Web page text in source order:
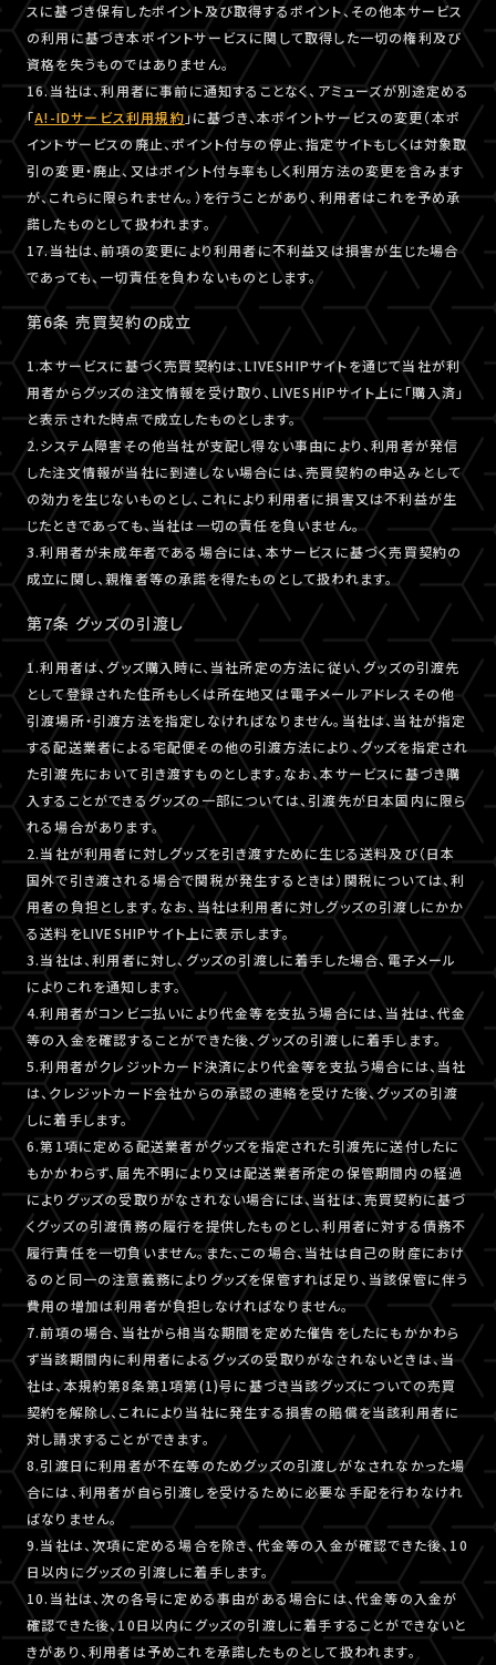
スに基づき保有したポイント及び取得するポイント、その他本サービス
の利用に基づき本ポイントサービスに関して取得した一切の権利及び
資格を失うものではありません。
16.当社は、利用者に事前に通知することなく、アミューズが別途定める
「A!-IDサービス利用規約」に基づき、本ポイントサービスの変更（本ポ
イントサービスの廃止、ポイント付与の停止、指定サイトもしくは対象取
引の変更・廃止、又はポイント付与率もしく利用方法の変更を含みます
が、これらに限られません。）を行うことがあり、利用者はこれを予め承
諾したものとして扱われます。
17.当社は、前項の変更により利用者に不利益又は損害が生じた場合
であっても、一切責任を負わないものとします。
第6条 売買契約の成立
1.本サービスに基づく売買契約は、LIVESHIPサイトを通じて当社が利
用者からグッズの注文情報を受け取り、LIVESHIPサイト上に「購入済」
と表示された時点で成立したものとします。
2.システム障害その他当社が支配し得ない事由により、利用者が発信
した注文情報が当社に到達しない場合には、売買契約の申込みとして
の効力を生じないものとし、これにより利用者に損害又は不利益が生
じたときであっても、当社は一切の責任を負いません。
3.利用者が未成年者である場合には、本サービスに基づく売買契約の
成立に関し、親権者等の承諾を得たものとして扱われます。
第7条 グッズの引渡し
1.利用者は、グッズ購入時に、当社所定の方法に従い、グッズの引渡先
として登録された住所もしくは所在地又は電子メールアドレスその他
引渡場所・引渡方法を指定しなければなりません。当社は、当社が指定
する配送業者による宅配便その他の引渡方法により、グッズを指定され
た引渡先において引き渡すものとします。なお、本サービスに基づき購
入することができるグッズの一部については、引渡先が日本国内に限ら
れる場合があります。
2.当社が利用者に対しグッズを引き渡すために生じる送料及び（日本
国外で引き渡される場合で関税が発生するときは）関税については、利
用者の負担とします。なお、当社は利用者に対しグッズの引渡しにかか
る送料をLIVESHIPサイト上に表示します。
3.当社は、利用者に対し、グッズの引渡しに着手した場合、電子メール
によりこれを通知します。
4.利用者がコンビニ払いにより代金等を支払う場合には、当社は、代金
等の入金を確認することができた後、グッズの引渡しに着手します。
5.利用者がクレジットカード決済により代金等を支払う場合には、当社
は、クレジットカード会社からの承認の連絡を受けた後、グッズの引渡
しに着手します。
6.第1項に定める配送業者がグッズを指定された引渡先に送付したに
もかかわらず、届先不明により又は配送業者所定の保管期間内の経過
によりグッズの受取りがなされない場合には、当社は、売買契約に基づ
くグッズの引渡債務の履行を提供したものとし、利用者に対する債務不
履行責任を一切負いません。また、この場合、当社は自己の財産におけ
るのと同一の注意義務によりグッズを保管すれば足り、当該保管に伴う
費用の増加は利用者が負担しなければなりません。
7.前項の場合、当社から相当な期間を定めた催告をしたにもかかわら
ず当該期間内に利用者によるグッズの受取りがなされないときは、当
社は、本規約第8条第1項第(1)号に基づき当該グッズについての売買
契約を解除し、これにより当社に発生する損害の賠償を当該利用者に
対し請求することができます。
8.引渡日に利用者が不在等のためグッズの引渡しがなされなかった場
合には、利用者が自ら引渡しを受けるために必要な手配を行わなけれ
ばなりません。
9.当社は、次項に定める場合を除き、代金等の入金が確認できた後、10
日以内にグッズの引渡しに着手します。
10.当社は、次の各号に定める事由がある場合には、代金等の入金が
確認できた後、10日以内にグッズの引渡しに着手することができないと
きがあり、利用者は予めこれを承諾したものとして扱われます。